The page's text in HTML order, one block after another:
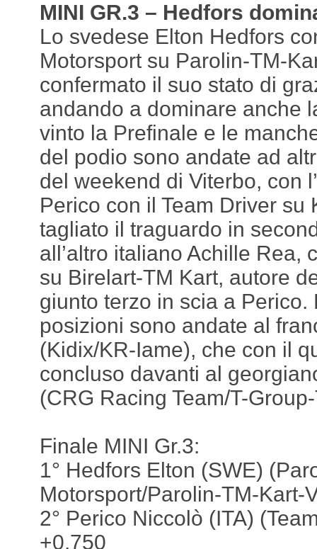
MINI GR.3 – Hedfors
Lo svedese Elton Hedfors
Motorsport su Parolin-TM-
confermato il suo stato di
andando a dominare anche
vinto la Prefinale e le
del podio sono andate ad
del weekend di Viterbo, con
Perico con il Team Driver su
tagliato il traguardo in
all’altro italiano Achille Rea,
su Birelart-TM Kart, autore
giunto terzo in scia a Perico.
posizioni sono andate al
(Kidix/KR-Iame), che con il
concluso davanti al
(CRG Racing Team/T-
Finale MINI Gr.3:
1° Hedfors Elton (SWE)
Motorsport/Parolin-TM-Kart-
2° Perico Niccolò (ITA)
+0.750